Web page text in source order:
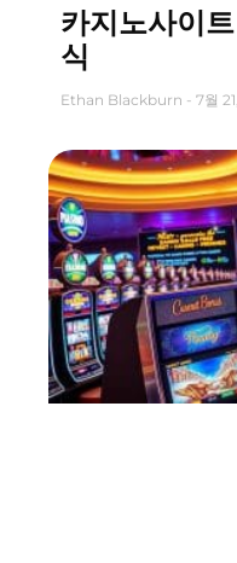
카지노사이
식
Ethan Blackburn 7월